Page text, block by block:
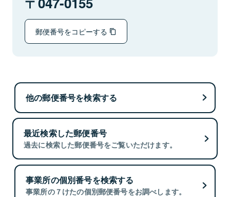
郵便番号をコピーする
他の郵便番号を検索する
最近検索した郵便番号
過去に検索した郵便番号をご覧いただけます。
事業所の個別番号を検索する
事業所の７けたの個別郵便番号をお調べします。